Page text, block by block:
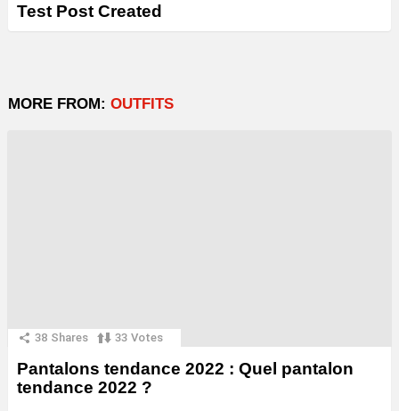
Test Post Created
MORE FROM: OUTFITS
38 Shares 33 Votes
Pantalons tendance 2022 : Quel pantalon
tendance 2022 ?